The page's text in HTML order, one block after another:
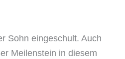
Sohn eingeschult. Auch
Meilenstein in diesem